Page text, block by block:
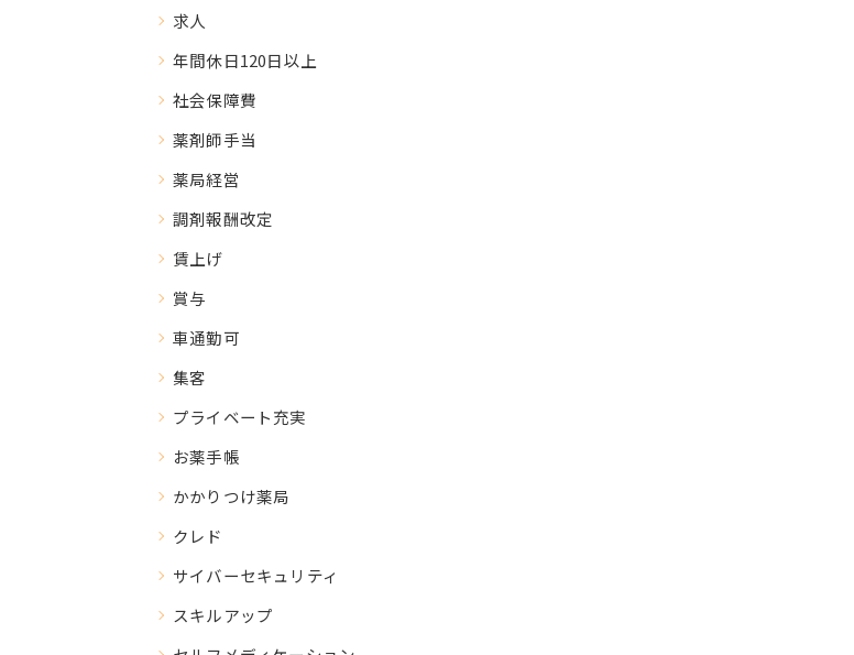
求人
年間休日120日以上
社会保障費
薬剤師手当
薬局経営
調剤報酬改定
賃上げ
賞与
車通勤可
集客
プライベート充実
お薬手帳
かかりつけ薬局
クレド
サイバーセキュリティ
スキルアップ